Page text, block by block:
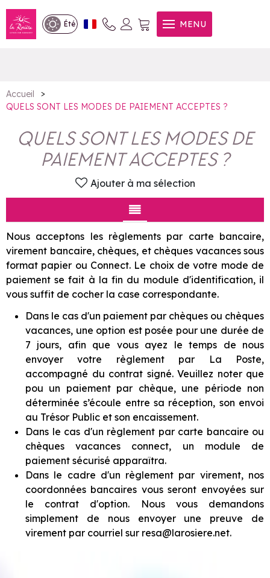
Été MENU
QUELS SONT LES MODES DE
PAIEMENT ACCEPTES ?
Accueil
>
QUELS SONT LES MODES DE PAIEMENT ACCEPTES ?
QUELS SONT LES MODES DE
PAIEMENT ACCEPTES ?
Ajouter à ma sélection
Nous acceptons les règlements par carte bancaire,
virement bancaire, chèques, et chèques vacances sous
format papier ou Connect. Le choix de votre mode de
paiement se fait à la fin du module d'identification, il
vous suffit de cocher la case correspondante.
Dans le cas d'un paiement par chèques ou chèques
vacances, une option est posée pour une durée de
7 jours, afin que vous ayez le temps de nous
envoyer votre règlement par La Poste,
accompagné du contrat signé. Veuillez noter que
pou un paiement par chèque, une période non
déterminée s’écoule entre sa réception, son envoi
au Trésor Public et son encaissement.
Dans le cas d'un règlement par carte bancaire ou
chèques vacances connect, un module de
paiement sécurisé apparaîtra.
Dans le cadre d'un règlement par virement, nos
coordonnées bancaires vous seront envoyées sur
le contrat d'option. Nous vous demandons
simplement de nous envoyer une preuve de
virement par courriel sur resa@larosiere.net.